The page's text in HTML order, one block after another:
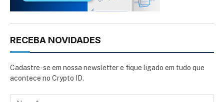
RECEBA NOVIDADES
Cadastre-se em nossa newsletter e fique ligado em tudo que
acontece no Crypto ID.